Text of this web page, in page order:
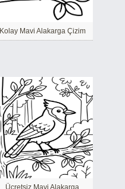
Kolay Mavi Alakarga Çizim
Ücretsiz Mavi Alakarga